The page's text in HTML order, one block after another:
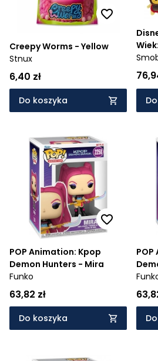
Creepy Worms - Yellow
Stnux
6,40 zł
Do koszyka
POP Animation: Kpop
Demon Hunters - Mira
Funko
63,82 zł
Do koszyka